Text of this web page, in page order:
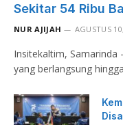
Sekitar 54 Ribu
NUR AJIJAH AGUSTUS
Insitekaltim, Samarinda
yang berlangsung